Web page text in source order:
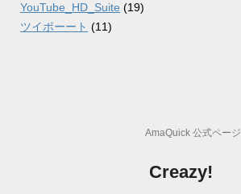
YouTube_HD_Suite (19)
ツイポーート (11)
AmaQuick 公式ページ
Creazy!